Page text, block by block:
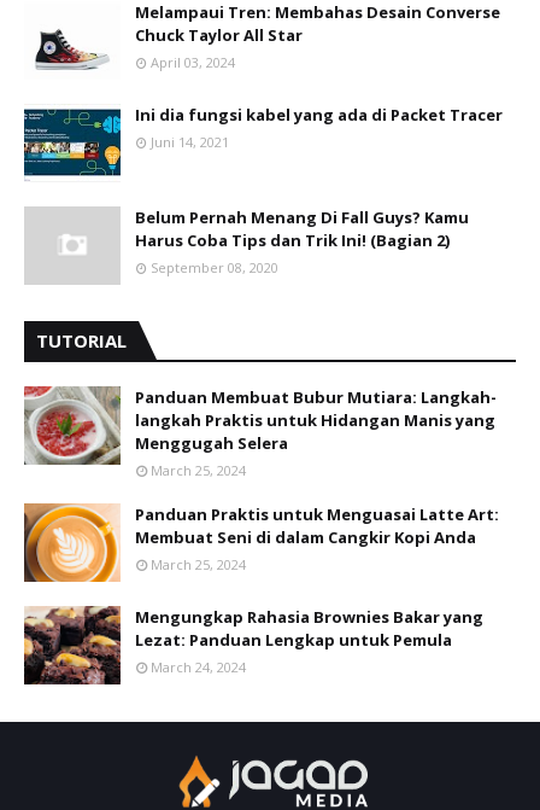
Melampaui Tren: Membahas Desain Converse
Chuck Taylor All Star
April 03, 2024
Ini dia fungsi kabel yang ada di Packet Tracer
Juni 14, 2021
Belum Pernah Menang Di Fall Guys? Kamu
Harus Coba Tips dan Trik Ini! (Bagian 2)
September 08, 2020
TUTORIAL
Panduan Membuat Bubur Mutiara: Langkah-
langkah Praktis untuk Hidangan Manis yang
Menggugah Selera
March 25, 2024
Panduan Praktis untuk Menguasai Latte Art:
Membuat Seni di dalam Cangkir Kopi Anda
March 25, 2024
Mengungkap Rahasia Brownies Bakar yang
Lezat: Panduan Lengkap untuk Pemula
March 24, 2024